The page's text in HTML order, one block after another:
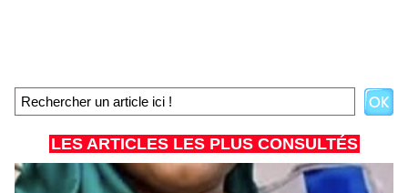
LES ARTICLES LES PLUS CONSULTÉS